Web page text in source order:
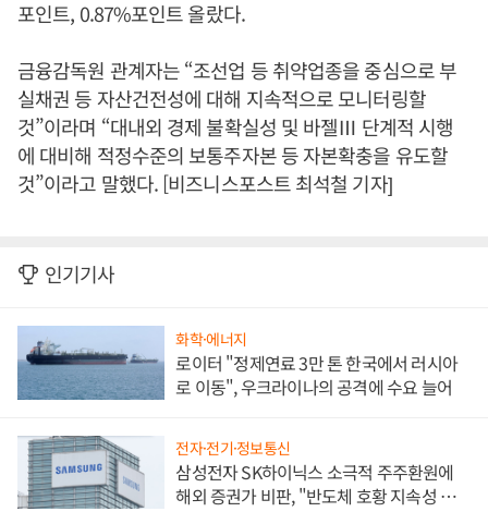
포인트, 0.87%포인트 올랐다.
금융감독원 관계자는 “조선업 등 취약업종을 중심으로 부
실채권 등 자산건전성에 대해 지속적으로 모니터링할
것”이라며 “대내외 경제 불확실성 및 바젤Ⅲ 단계적 시행
에 대비해 적정수준의 보통주자본 등 자본확충을 유도할
것”이라고 말했다. [비즈니스포스트 최석철 기자]
인기기사
화학·에너지
로이터 "정제연료 3만 톤 한국에서 러시아
로 이동", 우크라이나의 공격에 수요 늘어
전자·전기·정보통신
삼성전자 SK하이닉스 소극적 주주환원에
해외 증권가 비판, "반도체 호황 지속성 의